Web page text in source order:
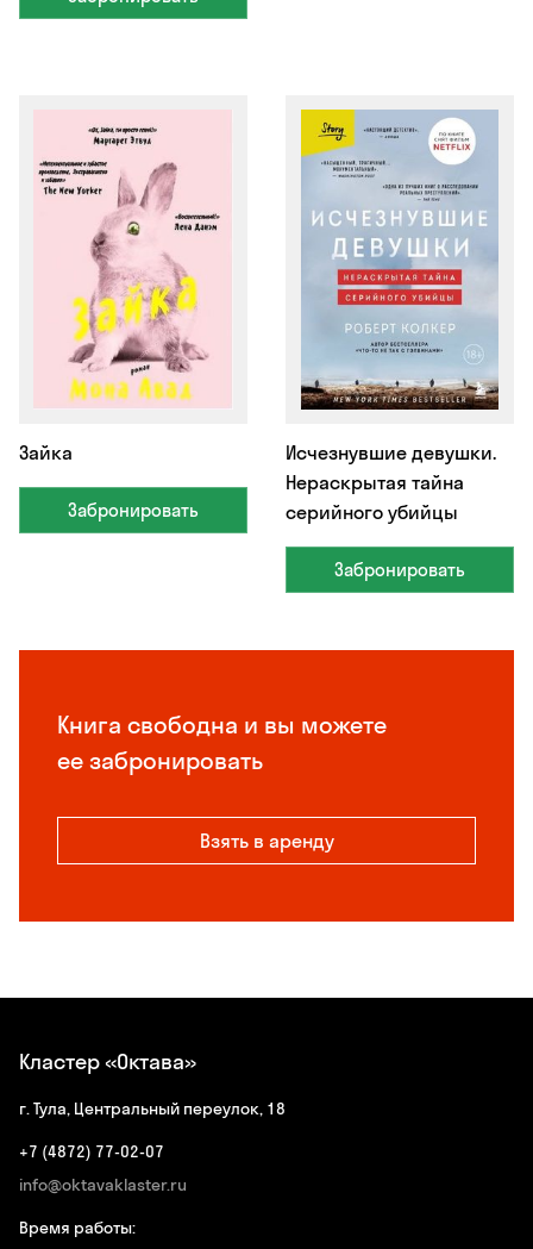
Книга свободна и вы можете
ее забронировать
Взять в аренду
Зайка
Забронировать
Исчезнувшие девушки.
Нераскрытая тайна
серийного убийцы
Забронировать
Кластер «Октава»
г. Тула, Центральный переулок, 18
+7 (4872) 77-02-07
info@oktavaklaster.ru
Время работы: